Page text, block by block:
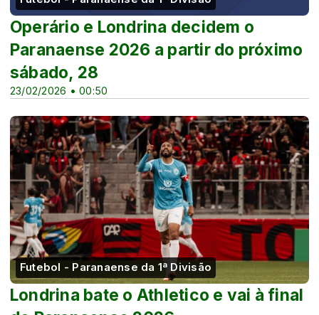
23/02/2026 • 00:50
Operário e Londrina decidem o
Paranaense 2026 a partir do próximo
sábado, 28
Futebol - Paranaense da 1ª Divisão
Londrina bate o Athletico e vai à final